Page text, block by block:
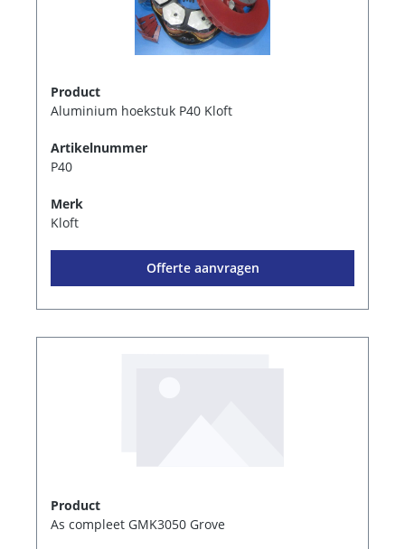
Product
Aluminium hoekstuk P40 Kloft
Artikelnummer
P40
Merk
Kloft
Offerte aanvragen
Product
As compleet GMK3050 Grove